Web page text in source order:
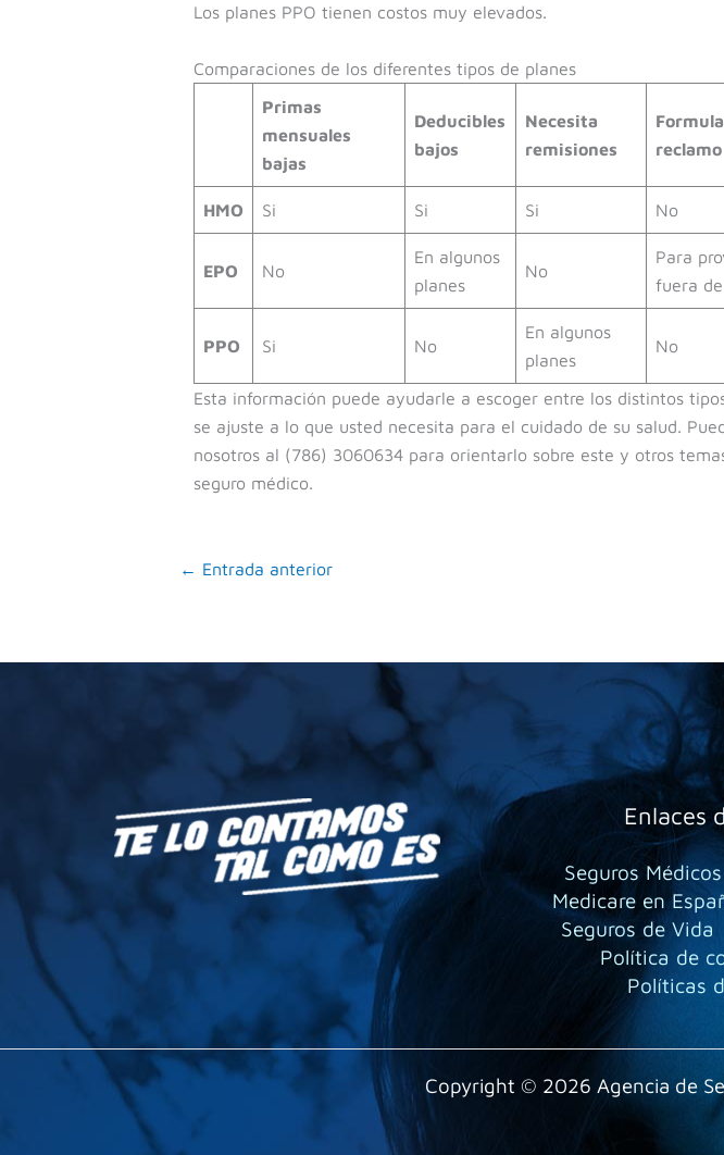
Los planes PPO tienen costos muy elevados.
Comparaciones de los diferentes tipos de planes
Primas
mensuales
bajas
Deducibles
bajos
Necesita
remisiones
reclamo
HMO Si Si Si No
EPO No
En algunos
planes
No
Para
fuera
PPO Si No
En algunos
planes
No
Esta información puede ayudarle a escoger entre los distintos
se ajuste a lo que usted necesita para el cuidado de su salud.
nosotros al (786) 3060634 para orientarlo sobre este y otros
seguro médico.
← Entrada anterior
Enlaces
Seguros
Medicare en
Seguros de Vida
Política de
Políticas
Copyright © 2026 Agencia de